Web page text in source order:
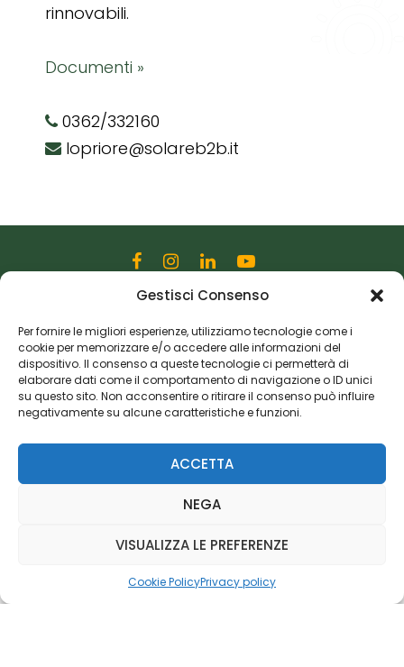
Gestisci Consenso
Per fornire le migliori esperienze, utilizziamo tecnologie come i
cookie per memorizzare e/o accedere alle informazioni del
dispositivo. Il consenso a queste tecnologie ci permetterà di
elaborare dati come il comportamento di navigazione o ID unici
su questo sito. Non acconsentire o ritirare il consenso può influire
negativamente su alcune caratteristiche e funzioni.
ACCETTA
NEGA
VISUALIZZA LE PREFERENZE
Cookie PolicyPrivacy policy
rinnovabili.
Documenti »
0362/332160
lopriore@solareb2b.it
Via Martiri della Libertà, 28
20833 Giussano (MB)
P.I. 06982770965
Privacy Policy